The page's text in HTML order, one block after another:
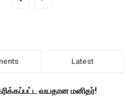
Latest
வயதான மனிதர்!